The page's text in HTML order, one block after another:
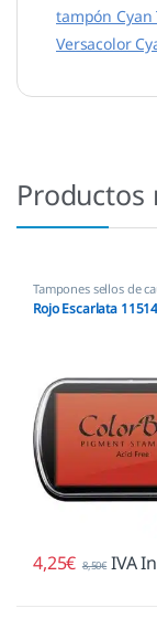
tampón Cyan
Versacolor
Productos
Tampones sellos de
Rojo Escarlata 11514
4,25€ 8,50€ IVA